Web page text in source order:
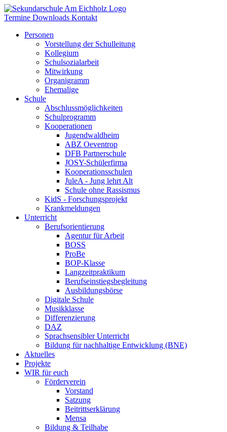
Termine Downloads Kontakt
Personen
Vorstellung der Schulleitung
Kollegium
Schulsozialarbeit
Mitwirkung
Organigramm
Ehemalige
Schule
Abschlussmöglichkeiten
Schulprogramm
Kooperationen
Jugendwaldheim
ABZ Oeventrop
DFB Partnerschule
JOSY-Schülerfirma
Kooperationsschulen
JuleA - Jung lehrt Alt
Schule ohne Rassismus
KidS - Forschungsprojekt
Krankmeldungen
Unterricht
Berufsorientierung
Agentur für Arbeit
BOSS
ProBe
BOP-Klasse
Langzeitpraktikum
Berufseinstiegsbegleitung
Ausbildungsbörse
Digitale Schule
Musikklasse
Differenzierung
DAZ
Sprachsensibler Unterricht
Bildung für nachhaltige Entwicklung (BNE)
Aktuelles
Projekte
WIR für euch
Förderverein
Vorstand
Satzung
Beitrittserklärung
Mensa
Bildung & Teilhabe